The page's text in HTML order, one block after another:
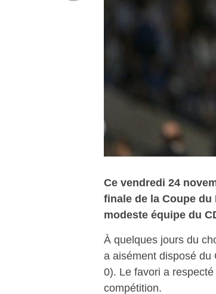
Ce vendredi 24
finale de la Coupe
modeste équipe du
À quelques jours du
a aisément disposé du
0). Le favori a
compétition.